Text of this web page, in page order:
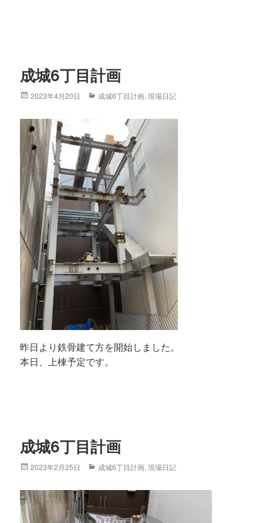
成城6丁目計画
Posted
2023年4月20日 Categories
成城6丁目計画,現場日記
昨日より鉄骨建て方を開始しました。
本日、上棟予定です。
成城6丁目計画
Posted
2023年2月25日 Categories
成城6丁目計画,現場日記